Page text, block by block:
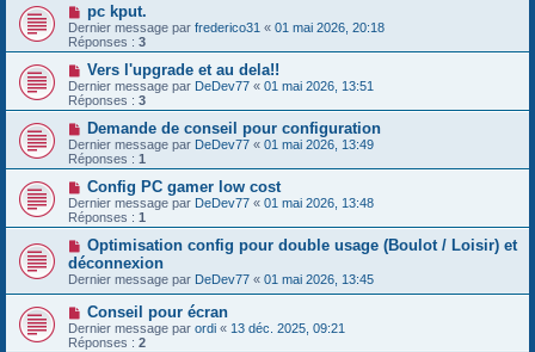
pc kput.
Dernier message par frederico31 « 01 mai 2026, 20:18
Réponses : 3
Vers l'upgrade et au dela!!
Dernier message par DeDev77 « 01 mai 2026, 13:51
Réponses : 3
Demande de conseil pour configuration
Dernier message par DeDev77 « 01 mai 2026, 13:49
Réponses : 1
Config PC gamer low cost
Dernier message par DeDev77 « 01 mai 2026, 13:48
Réponses : 1
Optimisation config pour double usage (Boulot / Loisir) et
déconnexion
Dernier message par DeDev77 « 01 mai 2026, 13:45
Conseil pour écran
Dernier message par ordi « 13 déc. 2025, 09:21
Réponses : 2